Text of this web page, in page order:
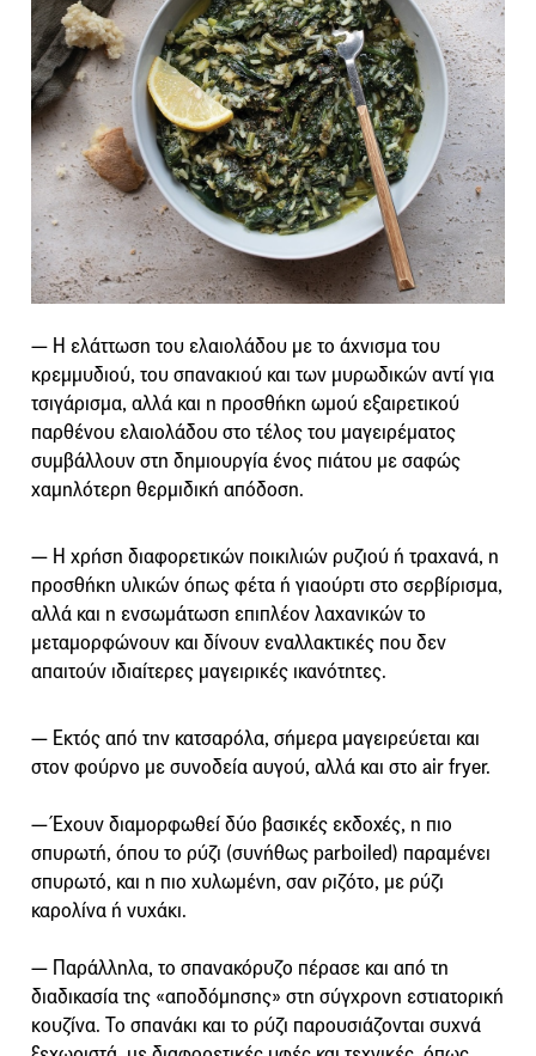
― Η ελάττωση του ελαιολάδου με το άχνισμα του
κρεμμυδιού, του σπανακιού και των μυρωδικών αντί για
τσιγάρισμα, αλλά και η προσθήκη ωμού εξαιρετικού
παρθένου ελαιολάδου στο τέλος του μαγειρέματος
συμβάλλουν στη δημιουργία ένος πιάτου με σαφώς
χαμηλότερη θερμιδική απόδοση.
― Η χρήση διαφορετικών ποικιλιών ρυζιού ή τραχανά, η
προσθήκη υλικών όπως φέτα ή γιαούρτι στο σερβίρισμα,
αλλά και η ενσωμάτωση επιπλέον λαχανικών το
μεταμορφώνουν και δίνουν εναλλακτικές που δεν
απαιτούν ιδιαίτερες μαγειρικές ικανότητες.
― Εκτός από την κατσαρόλα, σήμερα μαγειρεύεται και
στον φούρνο με συνοδεία αυγού, αλλά και στο air fryer.
― Έχουν διαμορφωθεί δύο βασικές εκδοχές, η πιο
σπυρωτή, όπου το ρύζι (συνήθως parboiled) παραμένει
σπυρωτό, και η πιο χυλωμένη, σαν ριζότο, με ρύζι
καρολίνα ή νυχάκι.
― Παράλληλα, το σπανακόρυζο πέρασε και από τη
διαδικασία της «αποδόμησης» στη σύγχρονη εστιατορική
κουζίνα. Το σπανάκι και το ρύζι παρουσιάζονται συχνά